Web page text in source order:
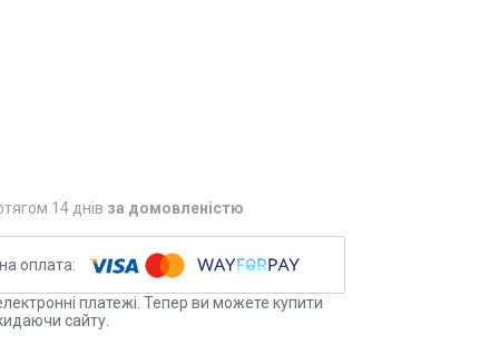
14 днів за домовленістю
платежі. Тепер ви можете купити
сайту.